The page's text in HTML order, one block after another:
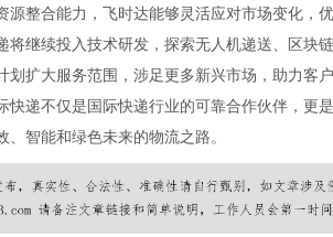
源整合能力，飞时达能够灵活应对市场变化，
将继续投入技术研发，探索无人机递送、区块
划扩大服务范围，涉足更多新兴市场，助力客
快递不仅是国际快递行业的可靠合作伙伴，更
、智能和绿色未来的物流之路。